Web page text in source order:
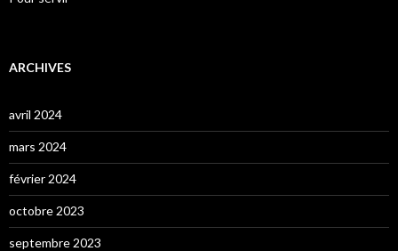
ARCHIVES
avril 2024
mars 2024
février 2024
octobre 2023
septembre 2023